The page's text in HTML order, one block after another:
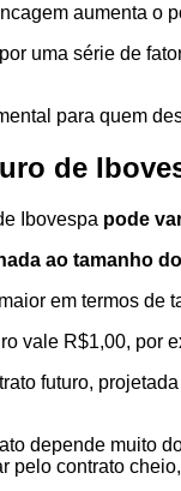
aumenta o
uma série de
para quem
de
Ibovespa pode
ao tamanho
em termos
vale R$1,00, por
futuro,
depende muito
pelo contrato